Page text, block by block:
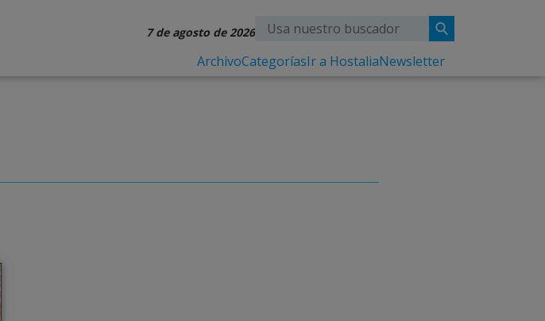
7 de agosto de 2026
ArchivoCategoríasIr a HostaliaNewsletter